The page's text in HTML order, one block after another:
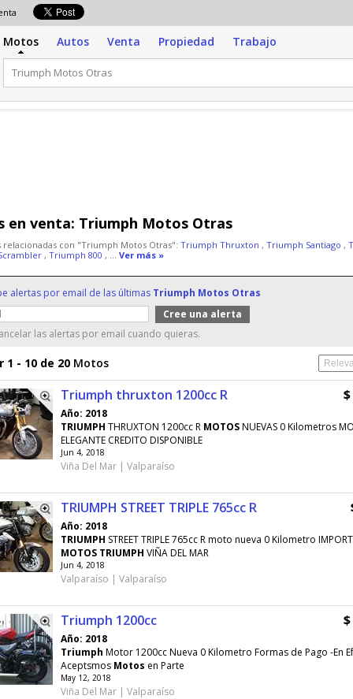
Motos Autos Venta Propiedad Trabajo
en venta: Triumph Motos Otras
relacionadas con "Triumph Motos Otras": Triumph Thruxton , Triumph Santiago ,
, Triumph 800 , ... Ver más »
alertas por email de las últimas Triumph Motos Otras
las alertas por email cuando quieras.
1 - 10 de 20 Motos
Triumph thruxton 1200cc R
Año: 2018
TRIUMPH THRUXTON 1200cc R MOTOSNUEVAS 0 Kilometros
ELEGANTE CREDITO DISPONIBLE
Jun 4, 2018
Viña Del Mar | Valparaíso
TRIUMPH STREET TRIPLE 765cc R
Año: 2018
TRIUMPH STREET TRIPLE 765cc R moto nueva 0 Kilometro
MOTOS TRIUMPH VIÑA DEL MAR
Jun 4, 2018
Valparaíso | Valparaíso
Triumph 1200cc
Año: 2018
Triumph Motor 1200cc Nueva 0 Kilometro Formas de Pago -En
Aceptsmos Motos en Parte
May 12, 2018
Viña Del Mar | Valparaíso